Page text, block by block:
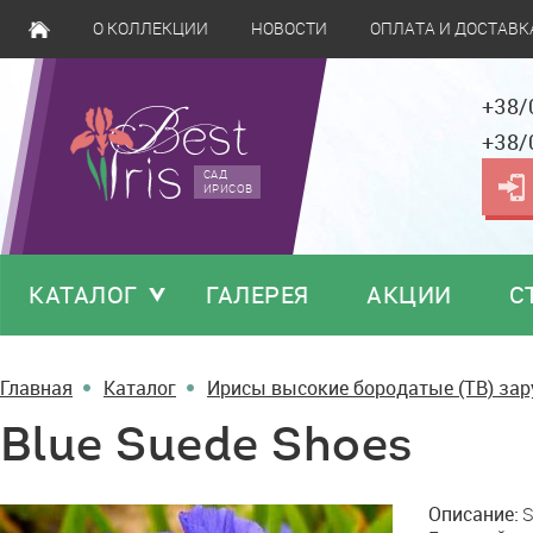
О КОЛЛЕКЦИИ НОВОСТИ ОПЛАТА И
САД
ИРИСОВ
КАТАЛОГ ГАЛЕРЕЯ АКЦИИ
Главная Каталог Ирисы высокие бородатые (TB)
Blue Suede Shoes
Blue
Описание: